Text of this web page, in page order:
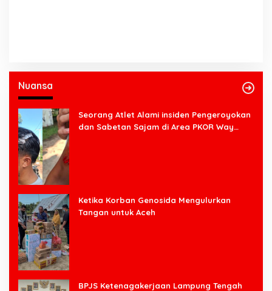
Nuansa
Seorang Atlet Alami insiden Pengeroyokan
dan Sabetan Sajam di Area PKOR Way
Ketika Korban Genosida Mengulurkan
Tangan untuk Aceh
BPJS Ketenagakerjaan Lampung Tengah